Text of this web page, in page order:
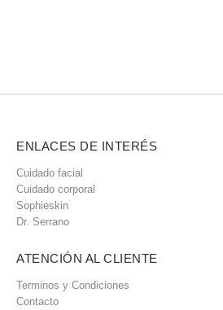
ENLACES DE INTERÉS
Cuidado facial
Cuidado corporal
Sophieskin
Dr. Serrano
ATENCIÓN AL CLIENTE
Terminos y Condiciones
Contacto